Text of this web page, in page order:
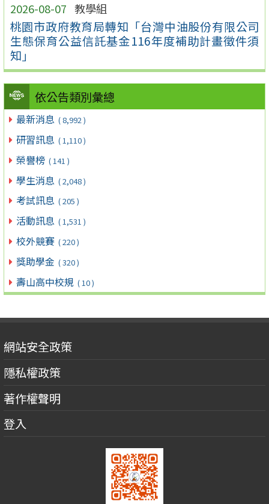
2026-08-07 教學組
桃園市政府教育局轉知「台灣中油股份有限公司
生態保育公益信託基金116年度補助計畫徵件須
知」
依公告類別彙總
最新消息 ( 8,992 )
研習訊息 ( 1,110 )
榮譽榜 ( 141 )
學生消息 ( 2,048 )
考試訊息 ( 205 )
活動訊息 ( 1,531 )
校外競賽 ( 220 )
獎助學金 ( 320 )
壽山高中校規 ( 10 )
網站安全政策
隱私權政策
著作權聲明
登入